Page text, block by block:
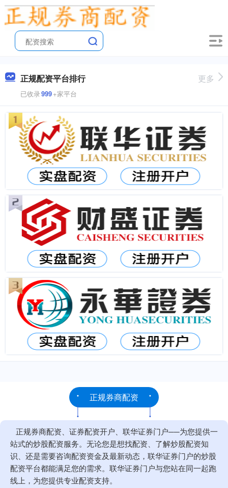
正规配资平台排行
已收录999+家平台
更多
正规券商配资
正规券商配资、证券配资开户、联华证券门户──为您提供一
站式的炒股配资服务。无论您是想找配资、了解炒股配资知
识、还是需要咨询配资资金及最新动态，联华证券门户的炒股
配资平台都能满足您的需求。联华证券门户与您站在同一起跑
线上，为您提供专业配资支持。